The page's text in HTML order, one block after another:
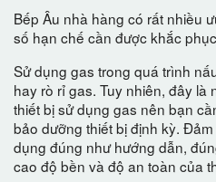
Bếp Âu nhà hàng có rất nhiều
số hạn chế cần được khắc
Sử dụng gas trong quá trình
hay rò rỉ gas. Tuy nhiên, đây
thiết bị sử dụng gas nên bạn
bảo dưỡng thiết bị định kỳ.
dụng đúng như hướng dẫn,
cao độ bền và độ an toàn của